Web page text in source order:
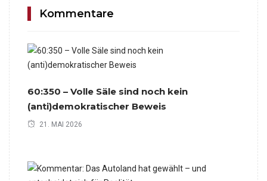
Kommentare
60:350 – Volle Säle sind noch kein
(anti)demokratischer Beweis
21. MAI 2026